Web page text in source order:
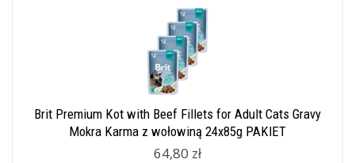
Brit Premium Kot with Beef Fillets for Adult Cats Gravy
Mokra Karma z wołowiną 24x85g PAKIET
64,80 zł